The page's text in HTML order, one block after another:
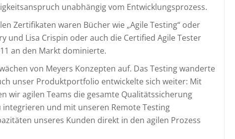
unabhängig vom Entwicklungsprozess.
Zertifikaten waren Bücher wie „Agile Testing“ oder
und Lisa Crispin oder auch die Certified Agile Tester
an den Markt dominierte.
von Meyers Konzepten auf. Das Testing wanderte
unser Produktportfolio entwickelte sich weiter: Mit
wir agilen Teams die gesamte Qualitätssicherung
und mit unseren Remote Testing
unseres Kunden direkt in den agilen Prozess